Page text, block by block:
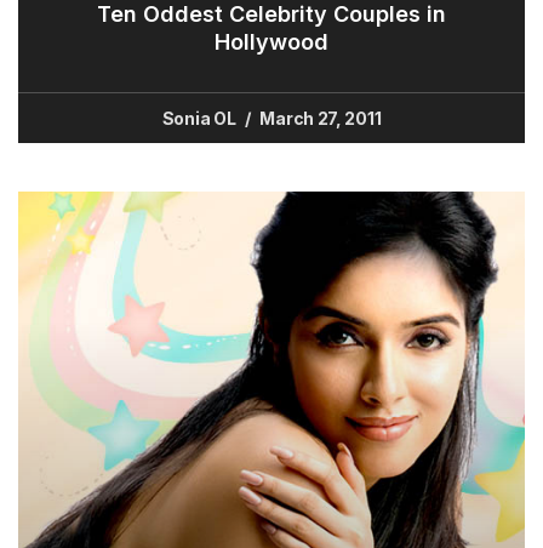
Ten Oddest Celebrity Couples in
Hollywood
Sonia OL March 27, 2011